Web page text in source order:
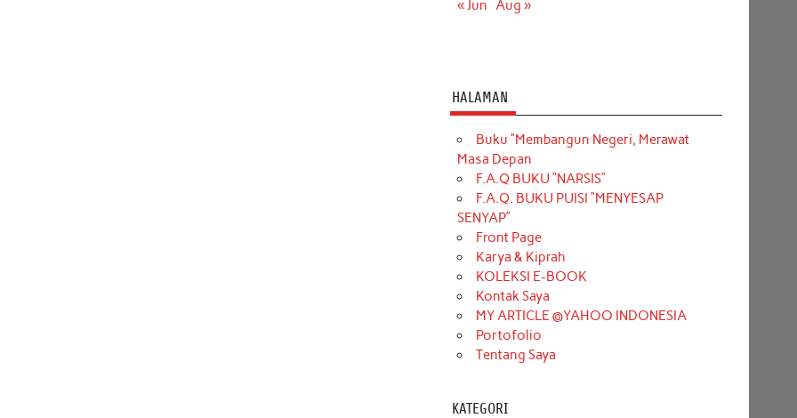
« Jun Aug »
HALAMAN
Buku “Membangun Negeri, Merawat
Masa Depan
F.A.Q BUKU “NARSIS”
F.A.Q. BUKU PUISI “MENYESAP
SENYAP”
Front Page
Karya & Kiprah
KOLEKSI E-BOOK
Kontak Saya
MY ARTICLE @YAHOO INDONESIA
Portofolio
Tentang Saya
KATEGORI